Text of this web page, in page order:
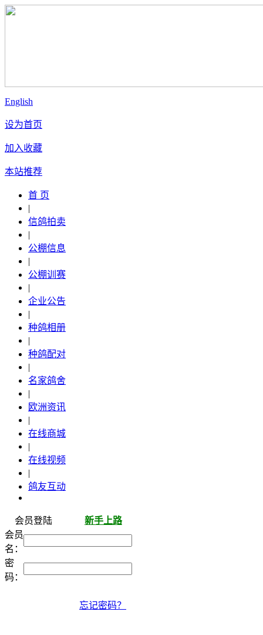
English
设为首页
加入收藏
本站推荐
首 页
|
信鸽拍卖
|
公棚信息
|
公棚训赛
|
企业公告
|
种鸽相册
|
种鸽配对
|
名家鸽舍
|
欧洲资讯
|
在线商城
|
在线视频
|
鸽友互动
会员登陆
新手上路
会员
名：
密
码：
忘记密码？